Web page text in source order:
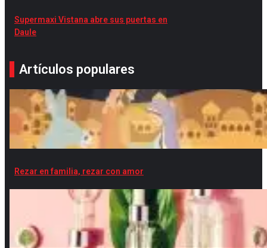
Supermaxi Vistana abre sus puertas en
Daule
Artículos populares
Rezar en familia, rezar con amor